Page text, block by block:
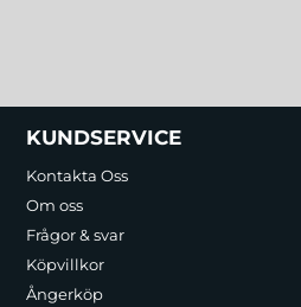
Sidfot Blandad
KUNDSERVICE
Kontakta Oss
Om oss
Frågor & svar
Köpvillkor
Ångerköp